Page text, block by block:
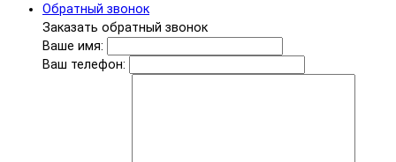
Обратный звонок
Заказать обратный звонок
Ваше имя:
Ваш телефон: